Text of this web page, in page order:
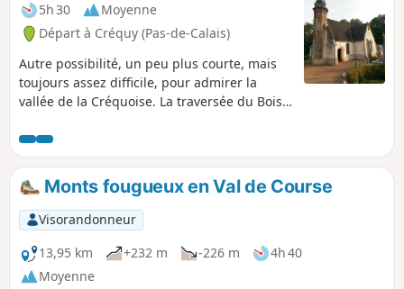
5h 30
Moyenne
Départ à Créquy (Pas-de-Calais)
Autre possibilité, un peu plus courte, mais
toujours assez difficile, pour admirer la
vallée de la Créquoise. La traversée du Bois
balade : Le Bois de Créquy, mais le retour
s'effectue par l'autre versant avec un joli
point de vue sur la vallée.
Monts fougueux en Val de Course
Visorandonneur
13,95 km
+232 m -226 m
4h 40
Moyenne